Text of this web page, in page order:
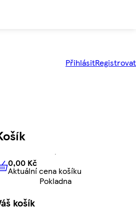
PřihlásitRegistrovat
0,00 KčAktuální cena košíku
0,00 Kč
Aktuální cena košíku
Pokladna
košík